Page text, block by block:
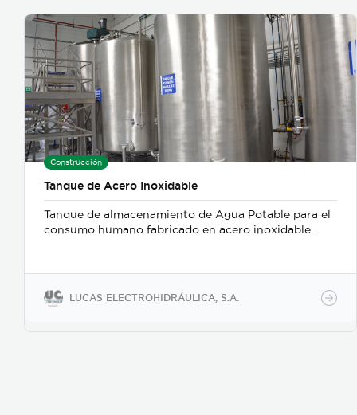
Construcción
Tanque de Acero Inoxidable
Tanque de almacenamiento de Agua Potable para el
consumo humano fabricado en acero inoxidable.
LUCAS ELECTROHIDRÁULICA, S.A.